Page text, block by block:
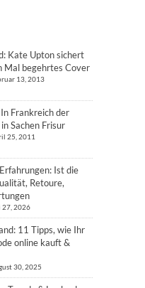
Kate Upton sichert
Mal begehrtes Cover
13, 2013
Frankreich der
Sachen Frisur
25, 2011
Ist die
Retoure,
27, 2026
11 Tipps, wie Ihr
online kauft &
30, 2025